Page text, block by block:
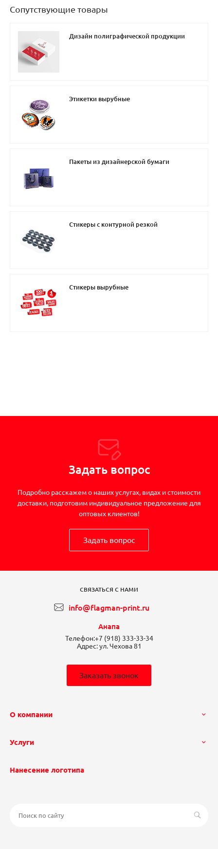
Сопутствующие товары
Дизайн полиграфической продукции
Этикетки вырубные
Пакеты из дизайнерской бумаги
Стикеры с контурной резкой
Стикеры вырубные
Задать вопрос
Подробно расскажем о наших услугах, видах и стоимости
доставки, подготовим индивидуальное предложение для
оптовых клиентов!
Задать вопрос
СВЯЗАТЬСЯ С НАМИ
info@flagman-print.ru
Анапа
Телефон:+7 (918) 333-33-34
Адрес:ул. Чехова 81
Заказать звонок
О компании
Услуги
Нанесение логотипа